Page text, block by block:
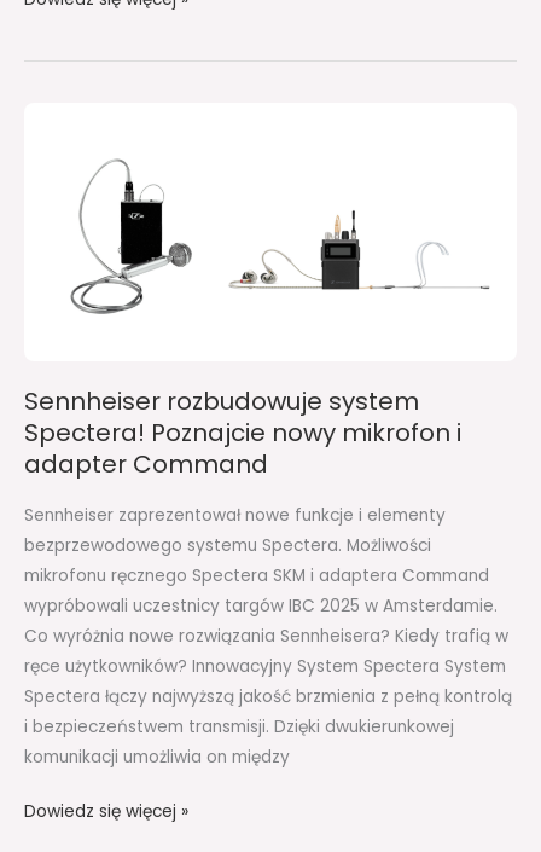
Sennheiser rozbudowuje system
Spectera! Poznajcie nowy mikrofon i
adapter Command
Sennheiser zaprezentował nowe funkcje i elementy
bezprzewodowego systemu Spectera. Możliwości
mikrofonu ręcznego Spectera SKM i adaptera Command
wypróbowali uczestnicy targów IBC 2025 w Amsterdamie.
Co wyróżnia nowe rozwiązania Sennheisera? Kiedy trafią w
ręce użytkowników? Innowacyjny System Spectera System
Spectera łączy najwyższą jakość brzmienia z pełną kontrolą
i bezpieczeństwem transmisji. Dzięki dwukierunkowej
komunikacji umożliwia on między
Spectera!
Poznajcie
mikrofon
Command
Dowiedz się więcej »